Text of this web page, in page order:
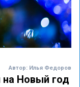
Автор: Илья Федоров
на Новый год